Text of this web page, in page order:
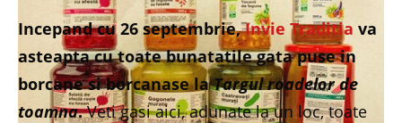
Incepand cu 26 septembrie,Invie Traditia va
asteapta cu toate bunatatile gata puse in
borcane si borcanase laTargul roadelor de
toamna.Veti gasi aici, adunate la un loc, toate